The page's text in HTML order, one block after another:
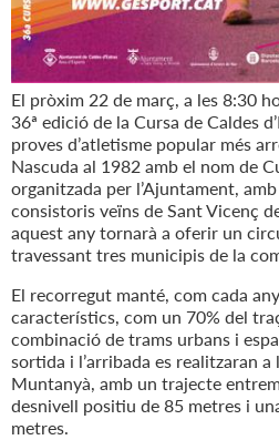
El pròxim 22 de març, a les 8:30
36ª edició de la Cursa de Caldes
proves d’atletisme popular més
Nascuda al 1982 amb el nom de
organitzada per l’Ajuntament,
consistoris veïns de Sant Vicenç
aquest any tornarà a oferir un
travessant tres municipis de la
El recorregut manté, com cada
característics, com un 70% del
combinació de trams urbans i
sortida i l’arribada es realitzaran a
Muntanyà, amb un trajecte
desnivell positiu de 85 metres i
metres.